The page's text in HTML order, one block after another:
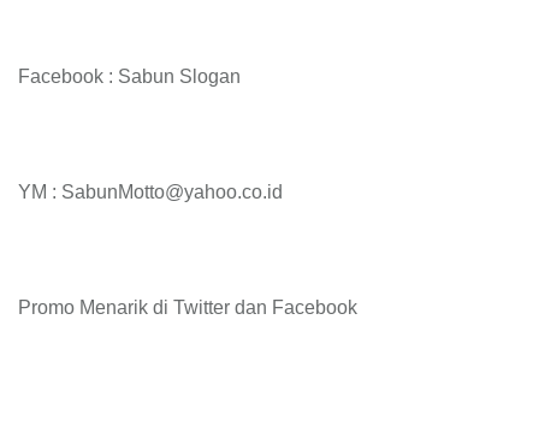
Facebook : Sabun Slogan
YM : SabunMotto@yahoo.co.id
Promo Menarik di Twitter dan Facebook